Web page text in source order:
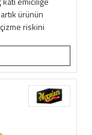
ürünün
riskini